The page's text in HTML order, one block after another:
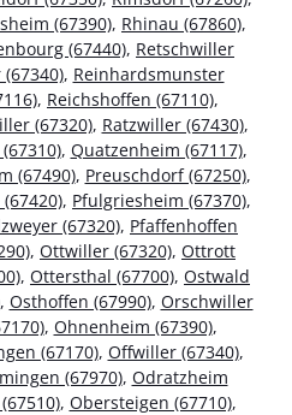
(67390), Rhinau (67860),
(67440), Retschwiller
, Reinhardsmunster
, Reichshoffen (67110),
(67320), Ratzwiller (67430),
, Quatzenheim (67117),
(67490), Preuschdorf (67250),
, Pfulgriesheim (67370),
(67320), Pfaffenhoffen
, Ottwiller (67320), Ottrott
, Ottersthal (67700), Ostwald
, Osthoffen (67990), Orschwiller
, Ohnenheim (67390),
(67170), Offwiller (67340),
(67970), Odratzheim
, Obersteigen (67710),